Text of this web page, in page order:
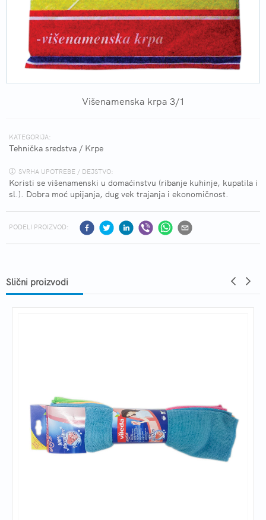
Višenamenska krpa 3/1
KATEGORIJA:
Tehnička sredstva / Krpe
SVRHA UPOTREBE / DEJSTVO:
Koristi se višenamenski u domaćinstvu (ribanje kuhinje, kupatila i
sl.). Dobra moć upijanja, dug vek trajanja i ekonomičnost.
PODELI PROIZVOD:
Slični proizvodi